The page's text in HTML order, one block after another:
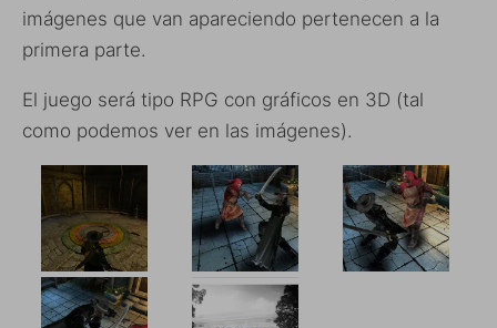
imágenes que van apareciendo pertenecen a la
primera parte.
El juego será tipo RPG con gráficos en 3D (tal
como podemos ver en las imágenes).